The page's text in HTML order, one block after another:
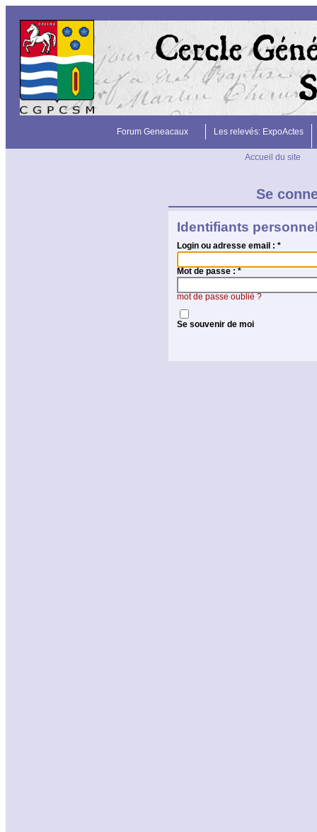
Forum Geneacaux Les relevés: ExpoActes
Accueil du site
Se
Identifiants
Login ou adresse email : *
Mot de passe :*
mot de passe oublié ?
Se souvenir de moi